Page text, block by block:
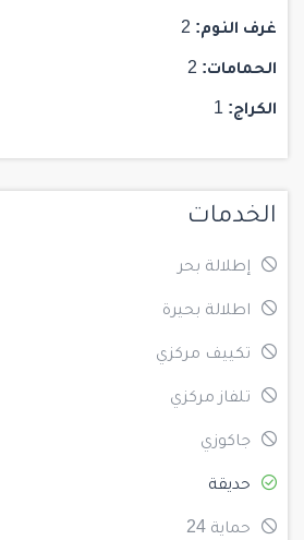
غرف النوم:
الحمامات:
الكراج:
الخدمات
إطلالة بحر
اطلالة بحيرة
تكييف مركزي
تلفاز مركزي
جاكوزي
حديقة
حماية 24